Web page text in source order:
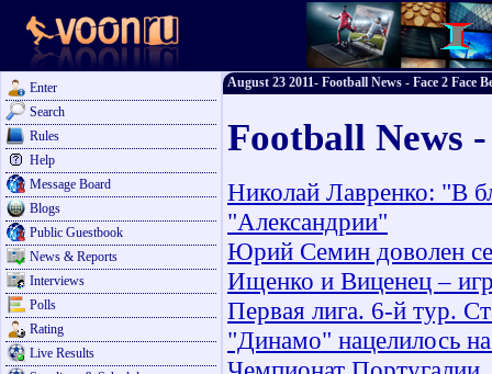
Enter
Search
Rules
Help
Message Board
Blogs
Public Guestbook
News & Reports
Interviews
Polls
Rating
Live Results
August 23 2011- Football News - Face 2 Face
Football News
Николай Лавренко: "В
"Александрии"
Юрий Семин доволен
Ищенко и Виценец –
Первая лига. 6-й тур.
"Динамо" нацелилось